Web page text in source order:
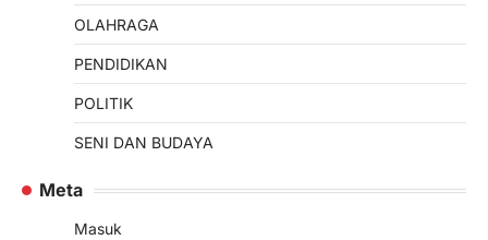
OLAHRAGA
PENDIDIKAN
POLITIK
SENI DAN BUDAYA
Meta
Masuk